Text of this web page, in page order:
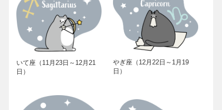
いて座（11月23日～12月21
日）
やぎ座（12月22日～1月19
日）